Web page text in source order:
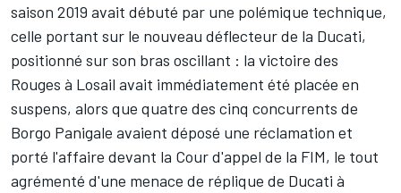
saison 2019 avait débuté par une polémique technique,
celle portant sur le nouveau déflecteur de la Ducati,
positionné sur son bras oscillant : la victoire des
Rouges à Losail avait immédiatement été placée en
suspens, alors que quatre des cinq concurrents de
Borgo Panigale avaient déposé une réclamation et
porté l'affaire devant la Cour d'appel de la FIM, le tout
agrémenté d'une menace de réplique de Ducati à